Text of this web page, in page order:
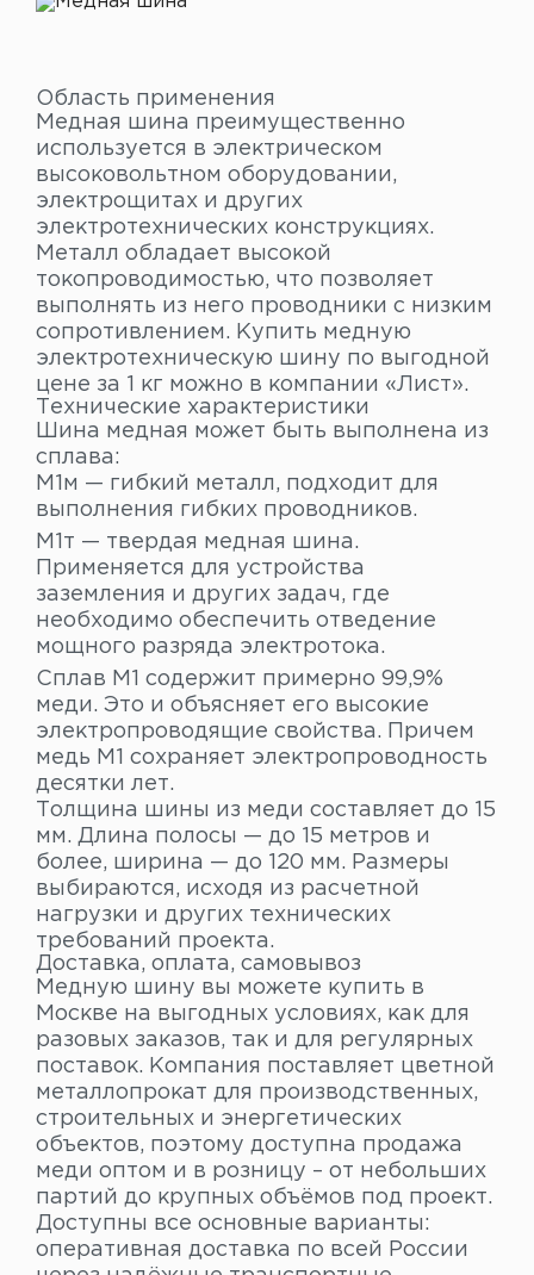
Область применения
Медная шина преимущественно
используется в электрическом
высоковольтном оборудовании,
электрощитах и других
электротехнических конструкциях.
Металл обладает высокой
токопроводимостью, что позволяет
выполнять из него проводники с низким
сопротивлением. Купить медную
электротехническую шину по выгодной
цене за 1 кг можно в компании «Лист».
Технические характеристики
Шина медная может быть выполнена из
сплава:
М1м — гибкий металл, подходит для
выполнения гибких проводников.
М1т — твердая медная шина.
Применяется для устройства
заземления и других задач, где
необходимо обеспечить отведение
мощного разряда электротока.
Сплав М1 содержит примерно 99,9%
меди. Это и объясняет его высокие
электропроводящие свойства. Причем
медь М1 сохраняет электропроводность
десятки лет.
Толщина шины из меди составляет до 15
мм. Длина полосы — до 15 метров и
более, ширина — до 120 мм. Размеры
выбираются, исходя из расчетной
нагрузки и других технических
требований проекта.
Доставка, оплата, самовывоз
Медную шину вы можете купить в
Москве на выгодных условиях, как для
разовых заказов, так и для регулярных
поставок. Компания поставляет цветной
металлопрокат для производственных,
строительных и энергетических
объектов, поэтому доступна продажа
меди оптом и в розницу – от небольших
партий до крупных объёмов под проект.
Доступны все основные варианты:
оперативная доставка по всей России